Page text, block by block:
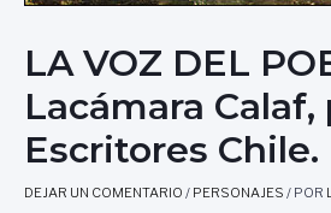
LA VOZ DEL
Lacámara
Escritores Chile.
DEJAR UN COMENTARIO / PERSONAJES / POR